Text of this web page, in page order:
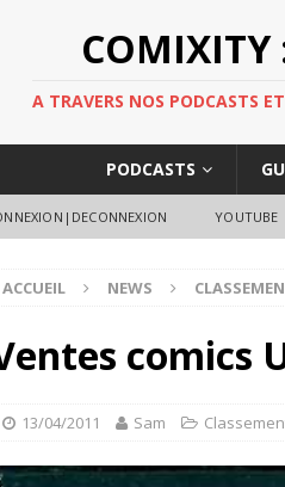
COMIXITY
A TRAVERS NOS PODCASTS
PODCASTS
YOUTUBE
ACCUEIL NEWS
comics
13/04/2011 Sam